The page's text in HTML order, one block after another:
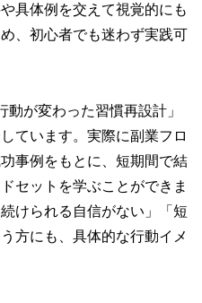
具体例を交えて視覚的にも
、初心者でも迷わず実践可
が変わった習慣再設計」
ています。実際に副業フロ
事例をもとに、短期間で結
セットを学ぶことができま
けられる自信がない」「短
方にも、具体的な行動イメ